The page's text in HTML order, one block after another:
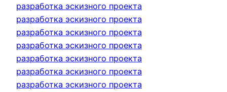
разработка эскизного проекта
разработка эскизного проекта
разработка эскизного проекта
разработка эскизного проекта
разработка эскизного проекта
разработка эскизного проекта
разработка эскизного проекта